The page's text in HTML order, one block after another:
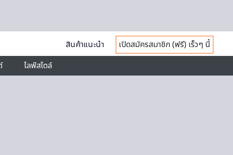
สินค้าแนะนำ
เปิดสมัครสมาชิก (ฟรี) เร็วๆ นี้
ไลฟ์สไตล์